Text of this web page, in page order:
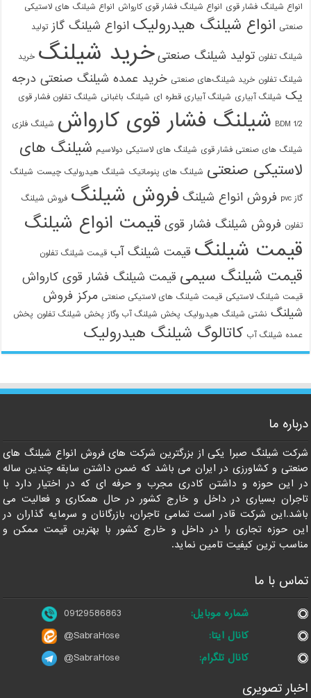
انواع شیلنگ فشار قوی انواع شیلنگ فشار قوی کارواش انواع شیلنگ های لاستیکی
صنعتی انواع شیلنگ هیدرولیک انواع شیلنگ گاز تولید
شیلنگ تفلون تولید شیلنگ صنعتی خرید شیلنگ خرید
شیلنگ تفلون خرید شیلنگ‌های صنعتی خرید عمده شیلنگ صنعتی درجه
یک شیلنگ آبیاری شیلنگ آبیاری قطره ای شیلنگ باغبانی شیلنگ تفلون فشار قوی
1/2 BDM شیلنگ فشار قوی کارواش شیلنگ فلزی
شیلنگ های صنعتی فشار قوی شیلنگ های لاستیکی دولاسیم شیلنگ های
لاستیکی صنعتی شیلنگ های پنوماتیک شیلنگ هیدرولیک چیست شیلنگ
گاز pvc فروش انواع شیلنگ فروش شیلنگ فروش شیلنگ
تفلون فروش شیلنگ فشار قوی قیمت انواع شیلنگ
قیمت شیلنگ قیمت شیلنگ آب قیمت شیلنگ تفلون
قیمت شیلنگ سیمی قیمت شیلنگ فشار قوی کارواش
قیمت شیلنگ لاستیکی قیمت شیلنگ های لاستیکی صنعتی مرکز فروش
شیلنگ نشتی شیلنگ هیدرولیک پخش شیلنگ آب وگاز پخش شیلنگ تفلون پخش
عمده شیلنگ آب کاتالوگ شیلنگ هیدرولیک
درباره ما
شرکت شیلنگ صبرا یکی از بزرگترین شرکت های فروش انواع شیلنگ های
صنعتی و کشاورزی در ایران می باشد که ضمن داشتن سابقه چندین ساله
در این حوزه و داشتن کادری مجرب و حرفه ای که در اختیار دارد با
تاجران بسیاری در داخل و خارج کشور در حال همکاری و فعالیت می
باشد.این شرکت قادر است تمامی تاجران، بازرگانان و سرمایه گذاران در
این حوزه تجاری را در داخل و خارج کشور با بهترین قیمت ممکن و
مناسب ترین کیفیت تامین نماید.
تماس با ما
شماره موبایل:
09129586863
کانال ایتا:
@SabraHose
کانال تلگرام:
@SabraHose
اخبار تصویری